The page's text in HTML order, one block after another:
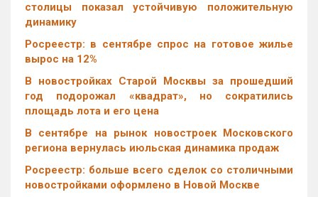
столицы показал устойчивую положительную
динамику
Росреестр: в сентябре спрос на готовое жилье
вырос на 12%
В новостройках Старой Москвы за прошедший
год подорожал «квадрат», но сократились
площадь лота и его цена
В сентябре на рынок новостроек Московского
региона вернулась июльская динамика продаж
Росреестр: больше всего сделок со столичными
новостройками оформлено в Новой Москве